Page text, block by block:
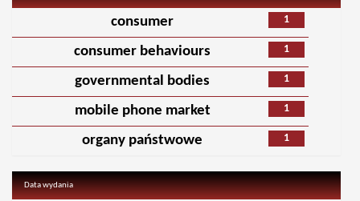
1
consumer
1
consumer behaviours
1
governmental bodies
1
mobile phone market
1
organy państwowe
Data wydania